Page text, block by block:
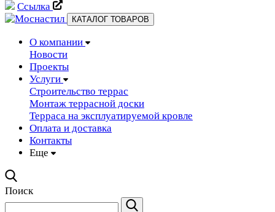
Ссылка
КАТАЛОГ ТОВАРОВ
О компании
Новости
Проекты
Услуги
Строительство террас
Монтаж террасной доски
Терраса на эксплуатируемой кровле
Оплата и доставка
Контакты
Еще
Поиск